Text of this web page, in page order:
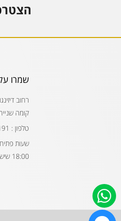
שמרו
קומה
טלפון : 03-6859191
18:00 שישי: 10:00-14:00